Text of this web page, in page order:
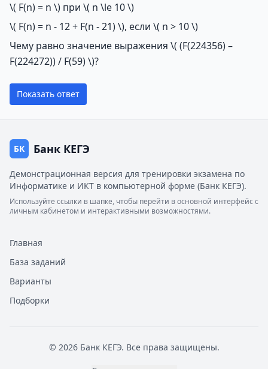
\( F(n) = n \) при \( n \le 10 \)
\( F(n) = n - 12 + F(n - 21) \), если \( n > 10 \)
Чему равно значение выражения \( (F(224356) –
F(224272)) / F(59) \)?
Показать ответ
БК Банк КЕГЭ
Демонстрационная версия для тренировки экзамена по
Информатике и ИКТ в компьютерной форме (Банк КЕГЭ).
Используйте ссылки в шапке, чтобы перейти в основной интерфейс с
личным кабинетом и интерактивными возможностями.
Главная
База заданий
Варианты
Подборки
© 2026 Банк КЕГЭ. Все права защищены.